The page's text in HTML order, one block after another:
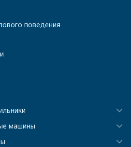
поведения
машины